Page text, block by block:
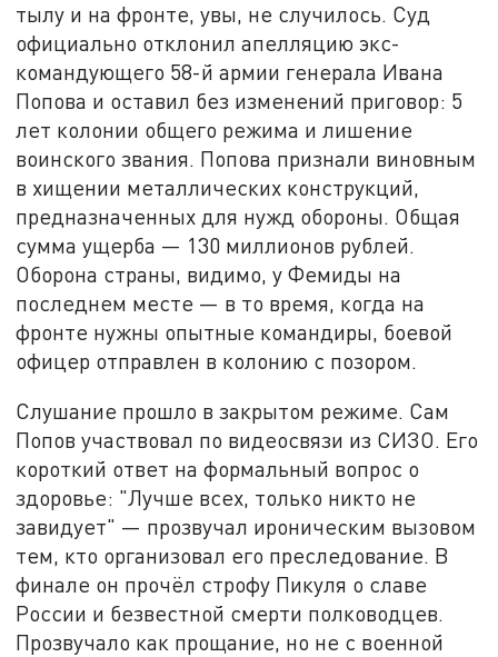
тылу и на фронте, увы, не случилось. Суд
официально отклонил апелляцию экс-
командующего 58-й армии генерала Ивана
Попова и оставил без изменений приговор: 5
лет колонии общего режима и лишение
воинского звания. Попова признали виновным
в хищении металлических конструкций,
предназначенных для нужд обороны. Общая
сумма ущерба — 130 миллионов рублей.
Оборона страны, видимо, у Фемиды на
последнем месте — в то время, когда на
фронте нужны опытные командиры, боевой
офицер отправлен в колонию с позором.
Слушание прошло в закрытом режиме. Сам
Попов участвовал по видеосвязи из СИЗО. Его
короткий ответ на формальный вопрос о
здоровье: "Лучше всех, только никто не
завидует" — прозвучал ироническим вызовом
тем, кто организовал его преследование. В
финале он прочёл строфу Пикуля о славе
России и безвестной смерти полководцев.
Прозвучало как прощание, но не с военной